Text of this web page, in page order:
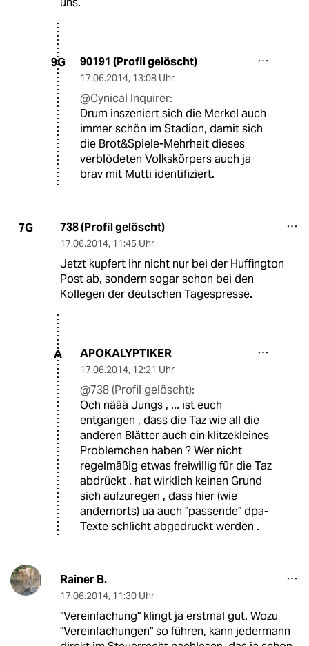
9G 90191 (Profil gelöscht)
17.06.2014, 13:08 Uhr
@Cynical Inquirer:
Drum inszeniert sich die Merkel auch
immer schön im Stadion, damit sich
die Brot&Spiele-Mehrheit dieses
verblödeten Volkskörpers auch ja
brav mit Mutti identifiziert.
7G 738 (Profil gelöscht)
17.06.2014, 11:45 Uhr
Jetzt kupfert Ihr nicht nur bei der Huffington
Post ab, sondern sogar schon bei den
Kollegen der deutschen Tagespresse.
A APOKALYPTIKER
17.06.2014, 12:21 Uhr
@738 (Profil gelöscht):
Och näää Jungs , ... ist euch
entgangen , dass die Taz wie all die
anderen Blätter auch ein klitzekleines
Problemchen haben ? Wer nicht
regelmäßig etwas freiwillig für die Taz
abdrückt , hat wirklich keinen Grund
sich aufzuregen , dass hier (wie
andernorts) ua auch "passende" dpa-
Texte schlicht abgedruckt werden .
Rainer B.
17.06.2014, 11:30 Uhr
"Vereinfachung" klingt ja erstmal gut. Wozu
"Vereinfachungen" so führen, kann jedermann